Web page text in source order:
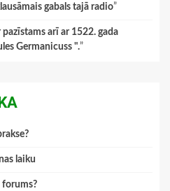
gabals tajā radio”
arī ar 1522. gada
Germanicuss ".”
laiku
forums?